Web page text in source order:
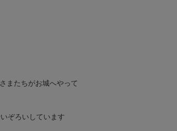
またちがお城へやって
ぞろいしています